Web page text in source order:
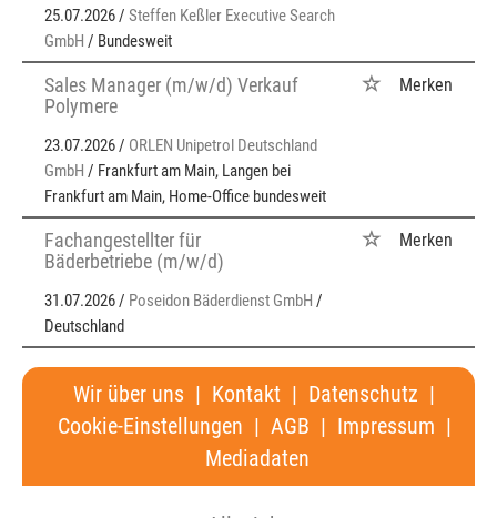
25.07.2026 / Steffen Keßler Executive Search
GmbH / Bundesweit
Sales Manager (m/w/d) Verkauf
Polymere
23.07.2026 / ORLEN Unipetrol Deutschland
GmbH / Frankfurt am Main, Langen bei
Frankfurt am Main, Home-Office bundesweit
Merken
Fachangestellter für
Bäderbetriebe (m/w/d)
31.07.2026 / Poseidon Bäderdienst GmbH /
Deutschland
Merken
Wir über uns | Kontakt | Datenschutz |
Cookie-Einstellungen | AGB | Impressum |
Mediadaten